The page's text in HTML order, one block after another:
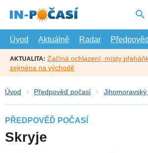
hlavní
Úvod
Aktuálně Radar
AKTUALITA: Začíná ochlazení, místy
zejména na východě
Úvod Předpověď počasí Jihomoravský
PŘEDPOVĚĎ POČASÍ
Skryje